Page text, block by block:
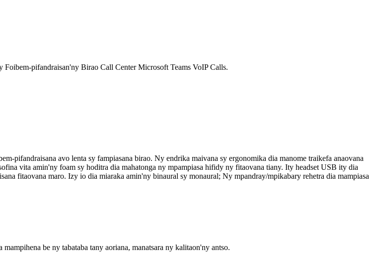
Foibem-pifandraisan'ny Birao Call Center Microsoft Teams VoIP Calls.
pifandraisana avo lenta sy fampiasana birao. Ny endrika maivana sy ergonomika dia manome traikefa anaovana
vita amin'ny foam sy hoditra dia mahatonga ny mpampiasa hifidy ny fitaovana tiany. Ity headset USB ity dia
fitaovana maro. Izy io dia miaraka amin'ny binaural sy monaural; Ny mpandray/mpikabary rehetra dia mampiasa
be ny tabataba tany aoriana, manatsara ny kalitaon'ny antso.